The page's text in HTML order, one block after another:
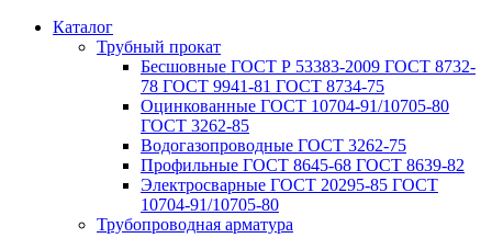
Каталог
Трубный прокат
Беcшовные ГОСТ Р 53383-2009 ГОСТ 8732-
78 ГОСТ 9941-81 ГОСТ 8734-75
Оцинкованные ГОСТ 10704-91/10705-80
ГОСТ 3262-85
Водогазопроводные ГОСТ 3262-75
Профильные ГОСТ 8645-68 ГОСТ 8639-82
Электросварные ГОСТ 20295-85 ГОСТ
10704-91/10705-80
Трубопроводная арматура